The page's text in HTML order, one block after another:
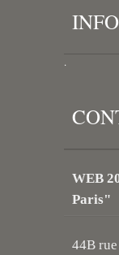
.
WEB
Paris"
44B